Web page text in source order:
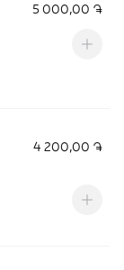
5 000,00 ֏
4 200,00 ֏